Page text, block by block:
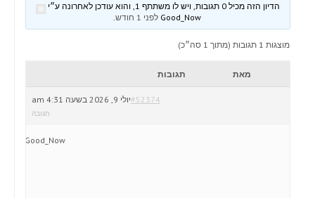
הדיון הזה מכיל 0 תגובות, ויש לו משתתף 1, והוא עודכן לאחרונה ע״י
Good_Now
לפני 1 חודש .
מוצגות 1 תגובות (מתוך 1 סה״כ)
מאת תגובות
יולי 9, 2026 בשעה 4:31 am#52374
תגובה
Good_Now